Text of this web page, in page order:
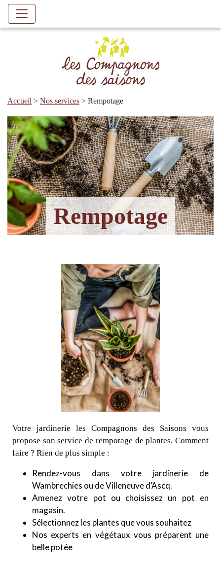
Accueil > Nos services > Rempotage
Rempotage
Votre jardinerie les Compagnons des Saisons vous
propose son service de rempotage de plantes. Comment
faire ? Rien de plus simple :
Rendez-vous dans votre jardinerie de
Wambrechies ou de Villeneuve d’Ascq.
Amenez votre pot ou choisissez un pot en
magasin.
Sélectionnez les plantes que vous souhaitez
Nos experts en végétaux vous préparent une
belle potée